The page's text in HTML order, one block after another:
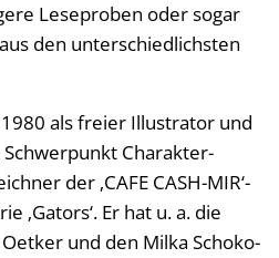
Leseproben oder sogar
den unterschiedlichsten
als freier Illustrator und
Charakter-
der ‚CAFE CASH-MIR‘-
‚Gators‘. Er hat u. a. die
und den Milka Schoko-